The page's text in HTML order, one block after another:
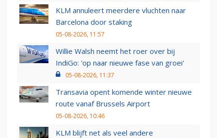
KLM annuleert meerdere vluchten naar
Barcelona door staking
05-08-2026, 11:57
Willie Walsh neemt het roer over bij
IndiGo: 'op naar nieuwe fase van groei'
05-08-2026, 11:37
Transavia opent komende winter nieuwe
route vanaf Brussels Airport
05-08-2026, 10:46
KLM blijft net als veel andere